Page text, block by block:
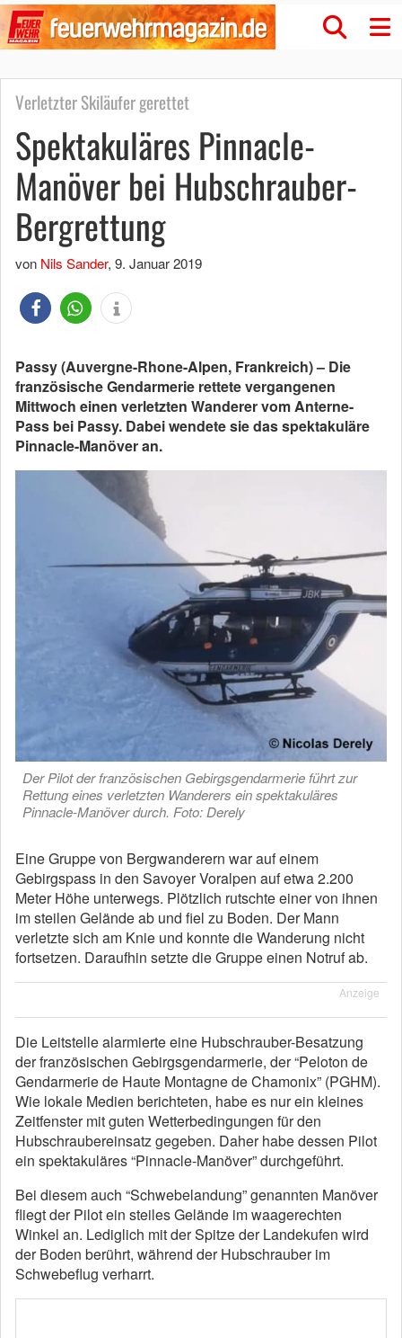
Verletzter Skiläufer gerettet
Spektakuläres Pinnacle-
Manöver bei Hubschrauber-
Bergrettung
von Nils Sander, 9. Januar 2019
Passy (Auvergne-Rhone-Alpen, Frankreich) – Die
französische Gendarmerie rettete vergangenen
Mittwoch einen verletzten Wanderer vom Anterne-
Pass bei Passy. Dabei wendete sie das spektakuläre
Pinnacle-Manöver an.
Der Pilot der französischen Gebirgsgendarmerie führt zur
Rettung eines verletzten Wanderers ein spektakuläres
Pinnacle-Manöver durch. Foto: Derely
Eine Gruppe von Bergwanderern war auf einem
Gebirgspass in den Savoyer Voralpen auf etwa 2.200
Meter Höhe unterwegs. Plötzlich rutschte einer von ihnen
im steilen Gelände ab und fiel zu Boden. Der Mann
verletzte sich am Knie und konnte die Wanderung nicht
fortsetzen. Daraufhin setzte die Gruppe einen Notruf ab.
Anzeige
Die Leitstelle alarmierte eine Hubschrauber-Besatzung
der französischen Gebirgsgendarmerie, der “Peloton de
Gendarmerie de Haute Montagne de Chamonix” (PGHM).
Wie lokale Medien berichteten, habe es nur ein kleines
Zeitfenster mit guten Wetterbedingungen für den
Hubschraubereinsatz gegeben. Daher habe dessen Pilot
ein spektakuläres “Pinnacle-Manöver” durchgeführt.
Bei diesem auch “Schwebelandung” genannten Manöver
fliegt der Pilot ein steiles Gelände im waagerechten
Winkel an. Lediglich mit der Spitze der Landekufen wird
der Boden berührt, während der Hubschrauber im
Schwebeflug verharrt.